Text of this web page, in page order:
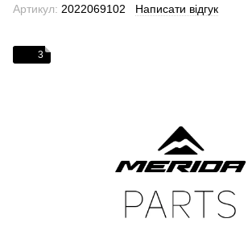
Артикул: 2022069102 Написати відгук
3